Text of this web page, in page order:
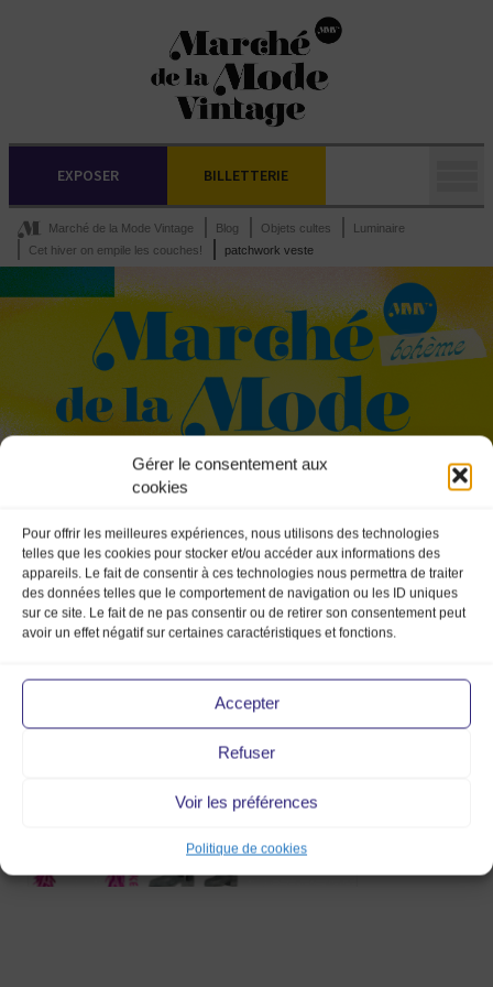
Gérer le consentement aux
cookies
Pour offrir les meilleures expériences, nous utilisons des technologies
telles que les cookies pour stocker et/ou accéder aux informations des
appareils. Le fait de consentir à ces technologies nous permettra de traiter
des données telles que le comportement de navigation ou les ID uniques
sur ce site. Le fait de ne pas consentir ou de retirer son consentement peut
avoir un effet négatif sur certaines caractéristiques et fonctions.
Accepter
Refuser
Voir les préférences
Politique de cookies
EXPOSER BILLETTERIE
Marché de la Mode Vintage Blog Objets cultes
Luminaire
Cet hiver on empile les couches!
patchwork veste
patchwork veste
6 Nov 2018